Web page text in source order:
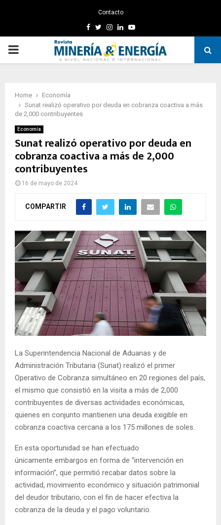
Contacto
Facebook
TwitterInstagram
LinkedinYoutube
PRIMARY
Home
Economía
Sunat realizó operativo por deuda en cobranza coactiva a más
de 2,000 contribuyentes
Economía
Sunat realizó operativo por deuda en
cobranza coactiva a más de 2,000
contribuyentes
16 de mayo de 2024
COMPARTIR
La Superintendencia Nacional de Aduanas y de
Administración Tributaria (Sunat) realizó el primer
Operativo de Cobranza simultáneo en 20 regiones del país,
el mismo que consistió en la visita a más de 2,000
contribuyentes de diversas actividades económicas,
quienes en conjunto mantienen una deuda exigible en
cobranza coactiva cercana a los 175 millones de soles.
En esta oportunidad se han efectuado
únicamente embargos en forma de “intervención en
información”, que permitió recabar datos sobre la
actividad, movimiento económico y situación patrimonial
del deudor tributario, con el fin de hacer efectiva la
cobranza de la deuda y el pago voluntario.